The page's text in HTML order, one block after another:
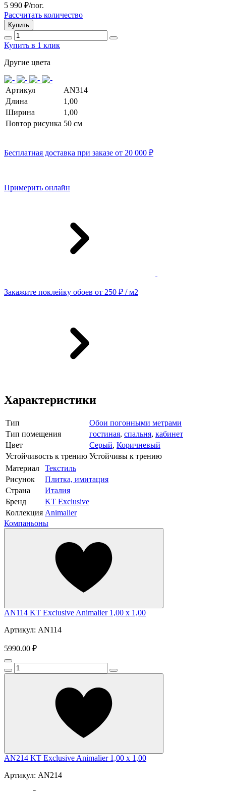
5 990 ₽/пог.
Рассчитать количество
Купить
Купить в 1 клик
Другие цвета
Артикул
AN314
Длина
1,00
Ширина
1,00
Повтор рисунка 50 cм
Бесплатная доставка при заказе от 20 000 ₽
Примерить онлайн
Закажите поклейку обоев от 250 ₽ / м2
Характеристики
Тип
Обои погонными метрами
Тип помещения
гостиная, спальня, кабинет
Цвет
Серый, Коричневый
Устойчивость к трению Устойчивы к трению
Материал
Текстиль
Рисунок
Плитка, имитация
Страна
Италия
Бренд
KT Exclusive
Коллекция Animalier
Компаньоны
AN114 KT Exclusive Animalier 1,00 x 1,00
Артикул: AN114
5990.00 ₽
AN214 KT Exclusive Animalier 1,00 x 1,00
Артикул: AN214